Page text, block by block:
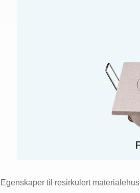
Egenskaper til resirkulert materialehus